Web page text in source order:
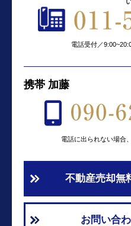
電話受付／
携帯 加藤
電話に出られない場合
不動産売却無
お問い合